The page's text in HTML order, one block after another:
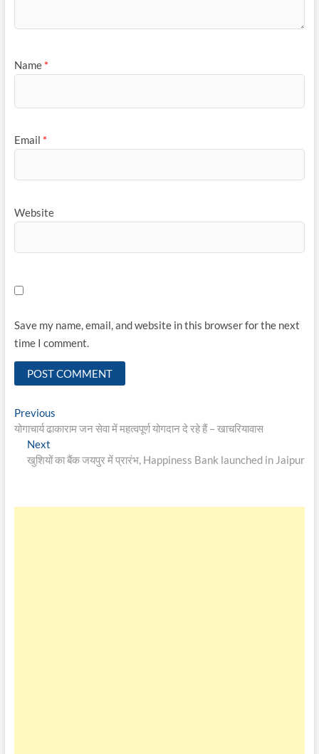
Name *
Email *
Website
Save my name, email, and website in this browser for the next
time I comment.
Post
navigation
PreviousPrevious
post:
योगाचार्य ढाकाराम जन सेवा में महत्वपूर्ण योगदान दे रहे हैं – खाचरियावास
Next
post:
खुशियों का बैंक जयपुर में प्रारंभ, Happiness Bank launched in Jaipur